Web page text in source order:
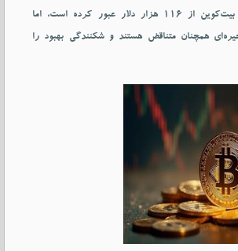
با وجود اینکه قیمت بیت‌کوین از ۱۱۶ هزار دلار عبور کرده است، اما
همچنان متناقض هستند و شکنندگی بهبود را